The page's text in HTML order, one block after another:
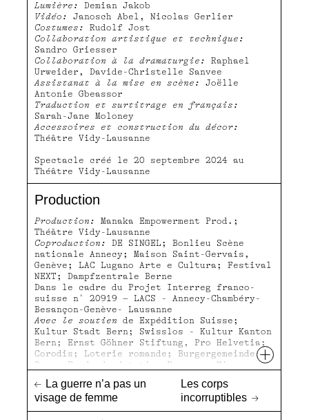
Lumière:
Demian Jakob
Vidéo:
Janosch Abel, Nicolas Gerlier
Costumes:
Rudolf Jost
Collaboration artistique et technique:
Sandro Griesser
Collaboration à la dramaturgie:
Raphael
Urweider, Davide-Christelle Sanvee
Assistanat à la mise en scène:
Joëlle
Antonie Gbeassor
Traduction et surtitrage en français:
Sarah-Jane Moloney
Accessoires et construction du décor:
Théâtre Vidy-Lausanne
Spectacle créé le 20 septembre 2024 au
Théâtre Vidy-Lausanne
Production
Production:
Manaka Empowerment Prod.;
Théâtre Vidy-Lausanne
Coproduction:
DE SINGEL; Bonlieu Scène
nationale Annecy; Maison Saint-Gervais,
Genève; LAC Lugano Arte e Cultura; Festival
NEXT; Dampfzentrale Berne
Dans le cadre du Projet Interreg franco-
suisse n° 20919 – LACS - Annecy-Chambéry-
Besançon-Genève- Lausanne
Avec le soutien de Expédition Suisse;
Kultur Stadt Bern; Swisslos - Kultur Kanton
Bern; Ernst Göhner Stiftung, Pro Helvetia;
Corodis; Loterie romande; Burgergemeinde
Bern; Fonds de dotation Porosus; Migros-
Stiftung; Schweizerische
Interpretenstiftung
En collaborationavec Residenz Schauspiel
+
← La guerre n’a pas un
visage de femme
Les corps
incorruptibles →